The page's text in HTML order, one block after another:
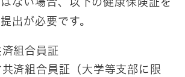
出が必要です。
組合員証
済組合員証（大学等支部に限